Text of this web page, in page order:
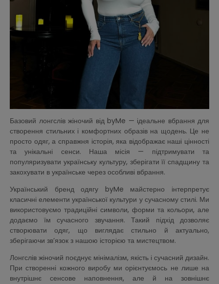
Базовий лонгслів жіночий від byMe — ідеальне вбрання для
створення стильних і комфортних образів на щодень. Це не
просто одяг, а справжня історія, яка відображає наші цінності
та унікальні сенси. Наша місія — підтримувати та
популяризувати українську культуру, зберігати її спадщину та
закохувати в українське через особливі вбрання.
Український бренд одягу byMe майстерно інтерпретує
класичні елементи української культури у сучасному стилі. Ми
використовуємо традиційні символи, форми та кольори, але
додаємо їм сучасного звучання. Такий підхід дозволяє
створювати одяг, що виглядає стильно й актуально,
зберігаючи зв’язок з нашою історією та мистецтвом.
Лонгслів жіночий поєднує мінімалізм, якість і сучасний дизайн.
При створенні кожного виробу ми орієнтуємось не лише на
внутрішнє сенсове наповнення, але й на зовнішнє